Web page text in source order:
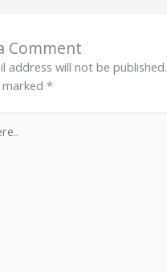
Comment
address will not be published.
marked*